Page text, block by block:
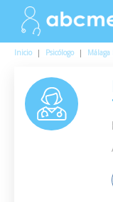
Inicio | Psicólogo |